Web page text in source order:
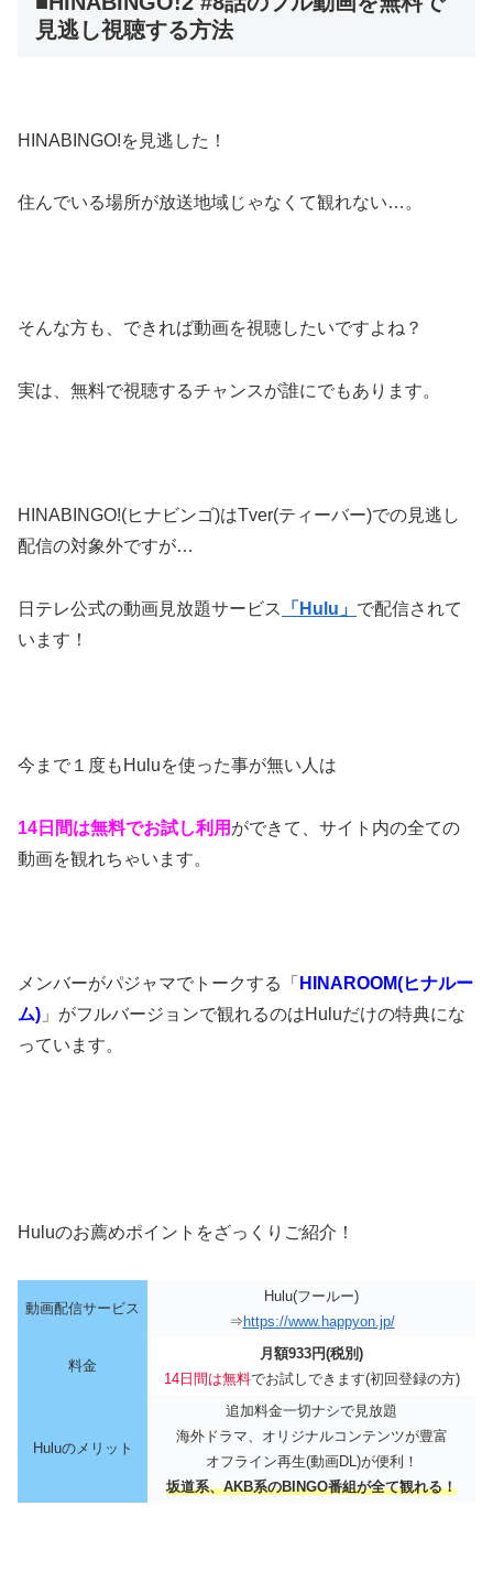
見逃し視聴する方法
HINABINGO!を見逃した！
住んでいる場所が放送地域じゃなくて観れない…。
そんな方も、できれば動画を視聴したいですよね？
実は、無料で視聴するチャンスが誰にでもあります。
HINABINGO!(ヒナビンゴ)はTver(ティーバー)での見逃し
配信の対象外ですが…
日テレ公式の動画見放題サービス 「Hulu」 で配信されて
います！
今まで１度もHuluを使った事が無い人は
14日間は無料でお試し利用 ができて、サイト内の全ての
動画を観れちゃいます。
メンバーがパジャマでトークする「 HINAROOM(ヒナルー
ム) 」がフルバージョンで観れるのはHuluだけの特典にな
っています。
Huluのお薦めポイントをざっくりご紹介！
動画配信サービス
Hulu(フールー)
⇒ https://www.happyon.jp/
料金
月額933円(税別)
14日間は無料でお試しできます(初回登録の方)
Huluのメリット
追加料金一切ナシで見放題
海外ドラマ、オリジナルコンテンツが豊富
オフライン再生(動画DL)が便利！
坂道系、AKB系のBINGO番組が全て観れる！